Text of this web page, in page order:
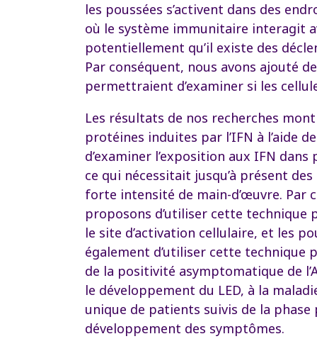
les poussées s’activent dans des
où le système immunitaire interagit
potentiellement qu’il existe des
Par conséquent, nous avons ajouté
permettraient d’examiner si les
Les résultats de nos recherches
protéines induites par l’IFN à l’aide
d’examiner l’exposition aux IFN
ce qui nécessitait jusqu’à présent
forte intensité de main-d’œuvre. Par
proposons d’utiliser cette technique
le site d’activation cellulaire, et les
également d’utiliser cette technique
de la positivité asymptomatique de
le développement du LED, à la
unique de patients suivis de la phase
développement des symptômes.